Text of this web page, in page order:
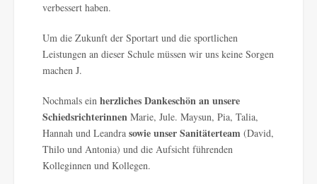
verbessert haben.
Um die Zukunft der Sportart und die sportlichen
Leistungen an dieser Schule müssen wir uns keine Sorgen
machen J.
Nochmals ein herzliches Dankeschön an unsere
Schiedsrichterinnen Marie, Jule. Maysun, Pia, Talia,
Hannah und Leandra sowie unser Sanitäterteam (David,
Thilo und Antonia) und die Aufsicht führenden
Kolleginnen und Kollegen.